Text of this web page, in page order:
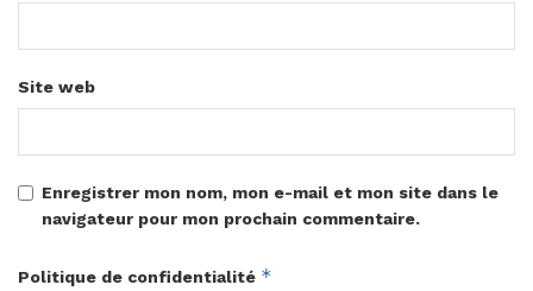
Site web
Enregistrer mon nom, mon e-mail et mon site dans le
navigateur pour mon prochain commentaire.
Politique de confidentialité *